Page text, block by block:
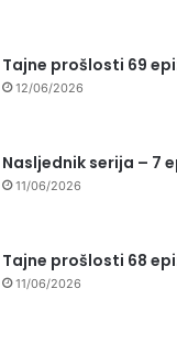
Tajne prošlosti 69
12/06/2026
Nasljednik serija – 7
11/06/2026
Tajne prošlosti 68
11/06/2026